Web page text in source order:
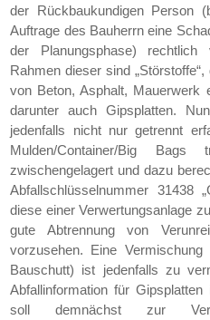
der Rückbaukundigen Person
Auftrage des Bauherrn eine
der Planungsphase) rechtlich
Rahmen dieser sind
von Beton, Asphalt, Mauerwerk
darunter auch Gipsplatten.
jedenfalls nicht nur getrennt
Mulden/Container/Big
zwischengelagert und dazu
Abfallschlüsselnummer 31438
diese einer Verwertungsanlage
gute Abtrennung von
vorzusehen. Eine
Bauschutt) ist jedenfalls zu
Abfallinformation für
soll demnächst zur